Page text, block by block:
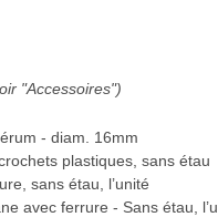
"Accessoires")
- diam. 16mm
plastiques, sans étau
sans étau, l’unité
avec ferrure - Sans étau,